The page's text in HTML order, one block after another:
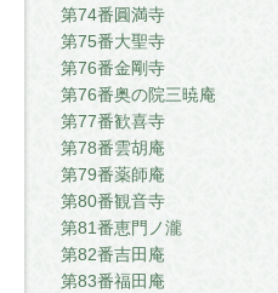
第74番圓満寺
第75番大聖寺
第76番金剛寺
第76番奥の院三暁庵
第77番歓喜寺
第78番雲胡庵
第79番薬師庵
第80番観音寺
第81番恵門ノ瀧
第82番吉田庵
第83番福田庵